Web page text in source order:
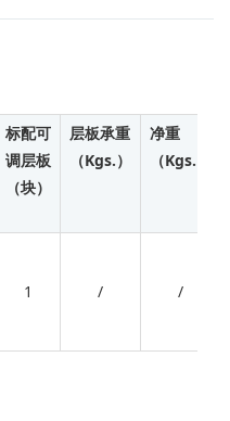
标配可
调层板
（块）
层板承重
（Kgs.）
净重
（Kgs.）
1 / /